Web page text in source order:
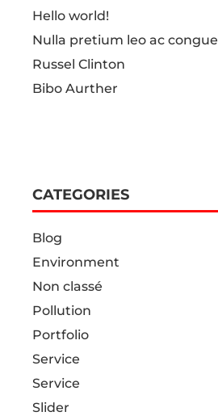
Hello world!
Nulla pretium leo ac congue
Russel Clinton
Bibo Aurther
CATEGORIES
Blog
Environment
Non classé
Pollution
Portfolio
Service
Service
Slider